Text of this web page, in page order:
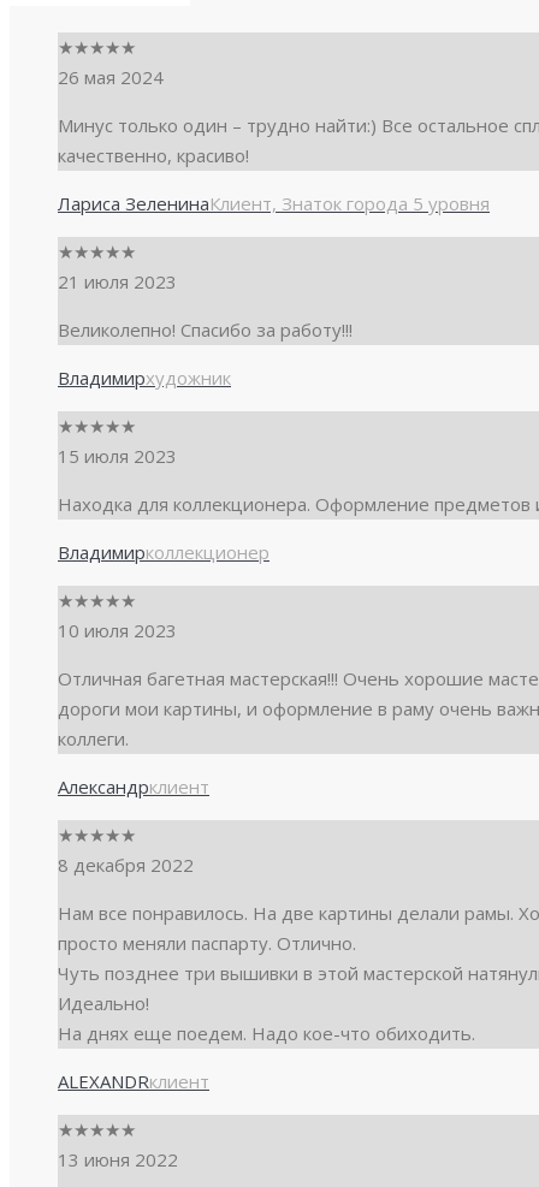
★★★★★
26 мая 2024
Минус только один – трудно найти:) Все остальное
качественно, красиво!
Лариса ЗеленинаКлиент, Знаток города 5 уровня
★★★★★
21 июля 2023
Великолепно! Спасибо за работу!!!
Владимирхудожник
★★★★★
15 июля 2023
Находка для коллекционера. Оформление предметов
Владимирколлекционер
★★★★★
10 июля 2023
Отличная багетная мастерская!!! Очень хорошие
дороги мои картины, и оформление в раму очень
коллеги.
Александрклиент
★★★★★
8 декабря 2022
Нам все понравилось. На две картины делали рамы.
просто меняли паспарту. Отлично.
Чуть позднее три вышивки в этой мастерской
Идеально!
На днях еще поедем. Надо кое-что обиходить.
ALEXANDRклиент
★★★★★
13 июня 2022